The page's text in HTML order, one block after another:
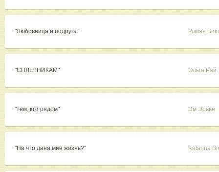
"Любовница и подруга." Роман
"СПЛЕТНИКАМ" Ольга Рай
"тем, кто рядом" Эм Эрвье
"На что дана мне жизнь?" Katarina